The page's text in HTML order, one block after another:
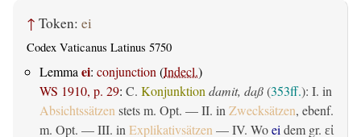
↑ Token: ei
Codex Vaticanus Latinus 5750
Lemma ei: conjunction (Indecl.)
WS 1910, p. 29: C. Konjunktion damit, daß(353ff.): I. in
Absichtssätzen stets m. Opt. — II. in Zwecksätzen, ebenf.
m. Opt. — III. in Explikativsätzen — IV. Woei dem gr. εἰ